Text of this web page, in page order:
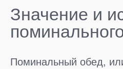
Значение и
Поминальный обед,